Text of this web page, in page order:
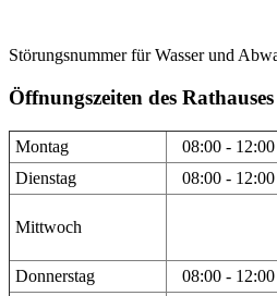
Störungsnummer für Wasser und
Öffnungszeiten des Rathauses
Montag 08:00 -
Dienstag
08:00 -
Mittwoch
Donnerstag 08:00 -